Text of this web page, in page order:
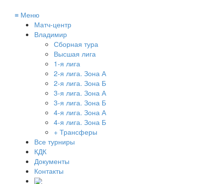
≡ Меню
Матч-центр
Владимир
Сборная тура
Высшая лига
1-я лига
2-я лига. Зона А
2-я лига. Зона Б
3-я лига. Зона А
3-я лига. Зона Б
4-я лига. Зона А
4-я лига. Зона Б
+ Трансферы
Все турниры
КДК
Документы
Контакты